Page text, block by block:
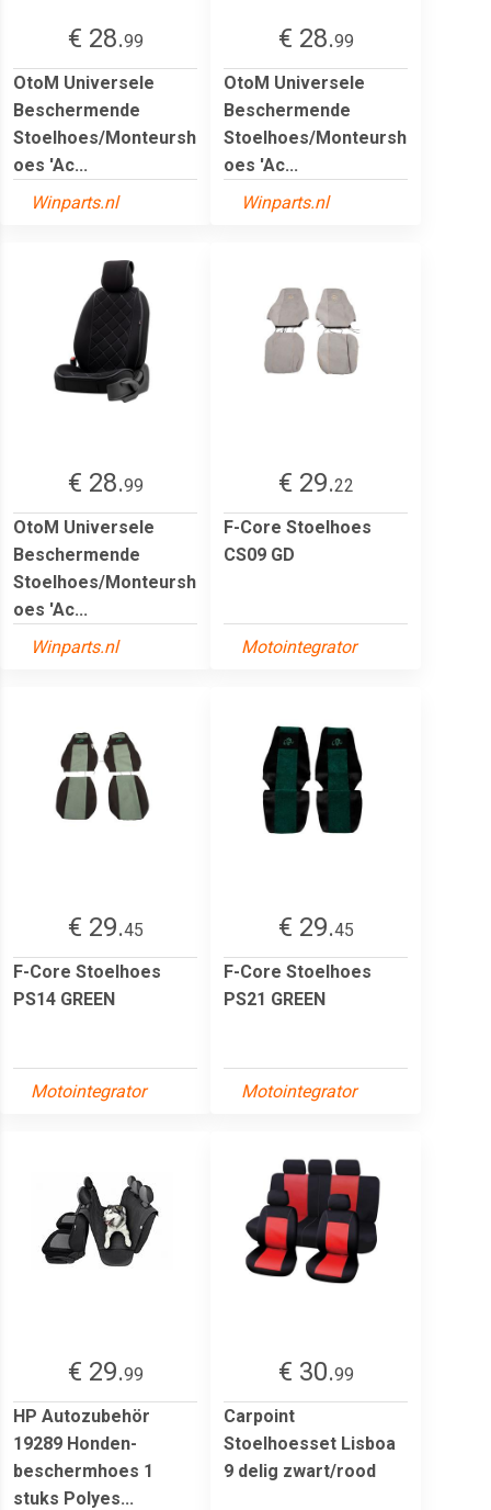
€ 28.99
OtoM Universele
Beschermende
Stoelhoes/Monteursh
oes 'Ac...
Winparts.nl
€ 28.99
OtoM Universele
Beschermende
Stoelhoes/Monteursh
oes 'Ac...
Winparts.nl
€ 28.99
OtoM Universele
Beschermende
Stoelhoes/Monteursh
oes 'Ac...
Winparts.nl
€ 29.22
F-Core Stoelhoes
CS09 GD
Motointegrator
€ 29.45
F-Core Stoelhoes
PS14 GREEN
Motointegrator
€ 29.45
F-Core Stoelhoes
PS21 GREEN
Motointegrator
€ 29.99
HP Autozubehör
19289 Honden-
beschermhoes 1
stuks Polyes...
€ 30.99
Carpoint
Stoelhoesset Lisboa
9 delig zwart/rood